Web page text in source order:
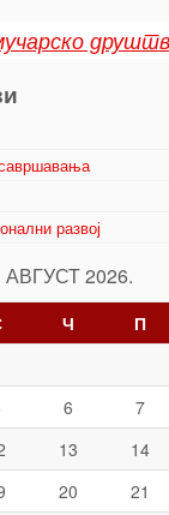
развој
АВГУСТ 2026.
Ч П
6 7
13 14
20 21